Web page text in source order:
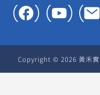
Copyright © 2026 黃禾